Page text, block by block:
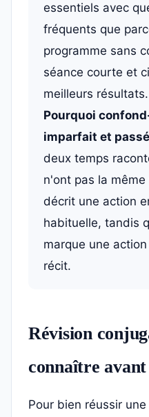
essentiels avec
fréquents que
programme sans
séance courte et
meilleurs résultats.
Pourquoi
imparfait et
deux temps
n'ont pas la
décrit une action
habituelle, tandis
marque une
récit.
Révision
connaître
Pour bien réussir une